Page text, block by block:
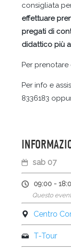
consigliata
effettuare
pregati di
didattico più
Per
Per info e
8336183
sab 07
09:00 -
Questo
Centro
T-Tour